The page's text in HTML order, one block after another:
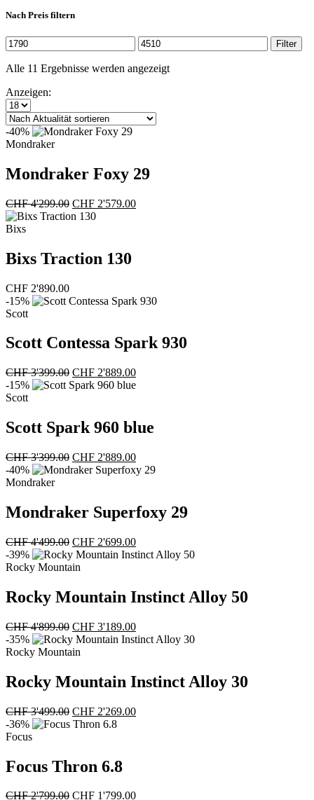
Nach Preis filtern
Min.
Preis
Max.
Preis
Filter
Alle 11 Ergebnisse werden angezeigtNach
Anzeigen:
-40%
Mondraker
Mondraker Foxy 29
CHF4'299.00 Ursprünglicher
Preis
CHF 2'579.00Aktueller
Bixs
Bixs Traction 130
CHF 2'890.00
-15%
Scott
Scott Contessa Spark 930
CHF3'399.00 Ursprünglicher
Preis
CHF 2'889.00Aktueller
Preis
-15%
Scott
Scott Spark 960 blue
CHF3'399.00 Ursprünglicher
Preis
CHF 2'889.00Aktueller
Preis
-40%
Mondraker
Mondraker Superfoxy 29
CHF4'499.00 Ursprünglicher
Preis
war:
CHF 2'699.00Aktueller
Preis
-39%
Rocky Mountain
Rocky Mountain Instinct Alloy 50
CHF4'899.00 Ursprünglicher
Preis
war:
CHF 3'189.00Aktueller
Preis
-35%
Rocky Mountain
Rocky Mountain Instinct Alloy 30
CHF3'499.00 Ursprünglicher
Preis
CHF 2'269.00Aktueller
-36%
Focus
Focus Thron 6.8
CHF2'799.00 Ursprünglicher
CHF 1'799.00Aktueller